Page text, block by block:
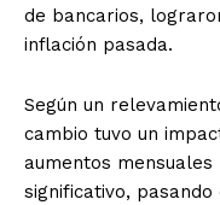
de bancarios,
inflación pasada.
Según un
cambio tuvo un
aumentos
significativo, pasando